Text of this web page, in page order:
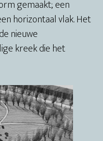
gemaakt; een
horizontaal vlak. Het
nieuwe
kreek die het